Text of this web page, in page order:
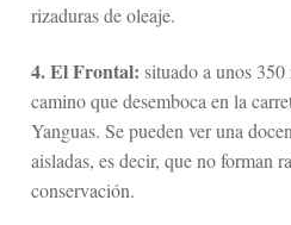
rizaduras de oleaje.
4. El Frontal: situado a unos
camino que desemboca en la
Yanguas. Se pueden ver una
aisladas, es decir, que no forman
conservación.